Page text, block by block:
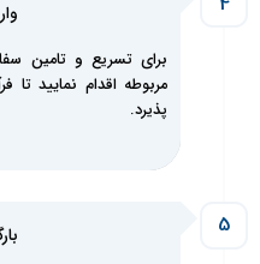
برای تسریع و تامین
مربوطه اقدام نمایید تا
پذیرد.